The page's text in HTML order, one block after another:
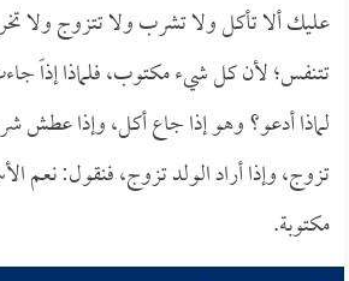
عليك ألا تأكل ولا تشرب ولا تتزوج ولا
تتنفس؛ لأن كل شيء مكتوب، فلماذا إذاً
لماذا أدعو؟ وهو إذا جاع أكل، وإذا عطش
تزوج، وإذا أراد الولد تزوج، فنقول: نعم
مكتوبة.